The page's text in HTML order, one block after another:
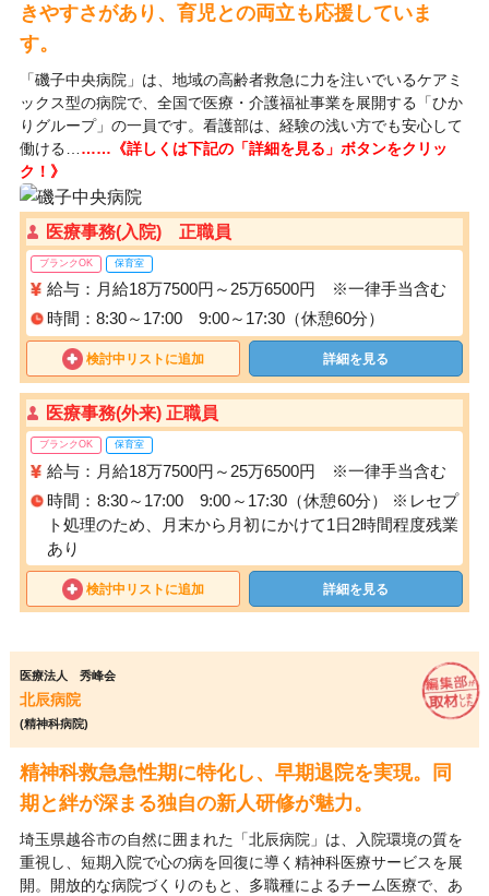
きやすさがあり、育児との両立も応援していま
す。
「磯子中央病院」は、地域の高齢者救急に力を注いでいるケアミ
ックス型の病院で、全国で医療・介護福祉事業を展開する「ひか
りグループ」の一員です。看護部は、経験の浅い方でも安心して
働ける… ……《詳しくは下記の「詳細を見る」ボタンをクリッ
ク！》
医療事務(入院) 正職員
ブランクOK 保育室
給与：月給18万7500円～25万6500円 ※一律手当含む
時間：8:30～17:00 9:00～17:30（休憩60分）
検討中リストに追加 詳細を見る
医療事務(外来) 正職員
ブランクOK 保育室
給与：月給18万7500円～25万6500円 ※一律手当含む
時間：8:30～17:00 9:00～17:30（休憩60分） ※レセプ
ト処理のため、月末から月初にかけて1日2時間程度残業
あり
検討中リストに追加 詳細を見る
医療法人 秀峰会
北辰病院
(精神科病院)
精神科救急急性期に特化し、早期退院を実現。同
期と絆が深まる独自の新人研修が魅力。
埼玉県越谷市の自然に囲まれた「北辰病院」は、入院環境の質を
重視し、短期入院で心の病を回復に導く精神科医療サービスを展
開。開放的な病院づくりのもと、多職種によるチーム医療で、あ